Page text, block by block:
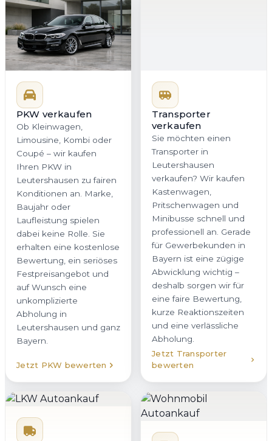
PKW verkaufen
Ob Kleinwagen,
Limousine, Kombi oder
Coupé – wir kaufen
Ihren PKW in
Leutershausen zu fairen
Konditionen an. Marke,
Baujahr oder
Laufleistung spielen
dabei keine Rolle. Sie
erhalten eine kostenlose
Bewertung, ein seriöses
Festpreisangebot und
auf Wunsch eine
unkomplizierte
Abholung in
Leutershausen und ganz
Bayern.
Jetzt PKW bewerten
Transporter
verkaufen
Sie möchten einen
Transporter in
Leutershausen
verkaufen? Wir kaufen
Kastenwagen,
Pritschenwagen und
Minibusse schnell und
professionell an. Gerade
für Gewerbekunden in
Bayern ist eine zügige
Abwicklung wichtig –
deshalb sorgen wir für
eine faire Bewertung,
kurze Reaktionszeiten
und eine verlässliche
Abholung.
Jetzt Transporter
bewerten